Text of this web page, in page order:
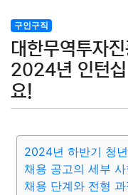
법률
질병 가요 방송
결혼
요리 상품리뷰 원예
대출 자동차 취미
구인구직
대한무역투자
2024년 인턴십
요!
2024년 하반기 청
채용 공고의 세부
채용 단계와 전형 과